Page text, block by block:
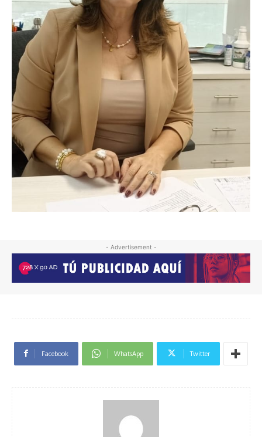
- Advertisement -
Facebook WhatsApp Twitter